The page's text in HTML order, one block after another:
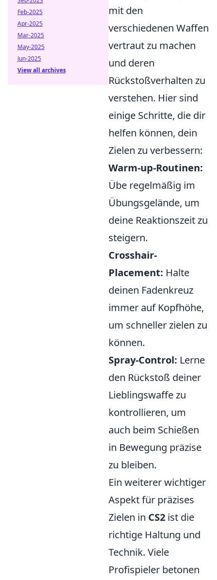
mit den
verschiedenen Waffen
vertraut zu machen
und deren
Rückstoßverhalten zu
verstehen. Hier sind
einige Schritte, die dir
helfen können, dein
Zielen zu verbessern:
Warm-up-Routinen:
Übe regelmäßig im
Übungsgelände, um
deine Reaktionszeit zu
steigern.
Crosshair-
Placement: Halte
deinen Fadenkreuz
immer auf Kopfhöhe,
um schneller zielen zu
können.
Spray-Control: Lerne
den Rückstoß deiner
Lieblingswaffe zu
kontrollieren, um
auch beim Schießen
in Bewegung präzise
zu bleiben.
Ein weiterer wichtiger
Aspekt für präzises
Zielen in CS2 ist die
richtige Haltung und
Technik. Viele
Profispieler betonen
Feb-2025
Apr-2025
Mar-2025
May-2025
Jun-2025
View all archives